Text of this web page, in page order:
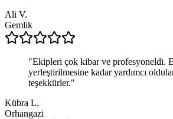
Ali V.
Gemlik
"Ekipleri çok kibar ve profesyoneldi.
yerleştirilmesine kadar yardımcı
teşekkürler."
Kübra L.
Orhangazi